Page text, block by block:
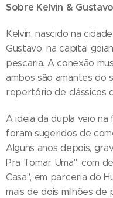
Sobre Kelvin & Gustavo
Kelvin, nascido na
Gustavo, na capital
pescaria. A conexão
ambos são amantes do
repertório de clássicos
A ideia da dupla veio na
foram sugeridos de
Alguns anos depois,
Pra Tomar Uma", com
Casa", em parceria do
mais de dois milhões de